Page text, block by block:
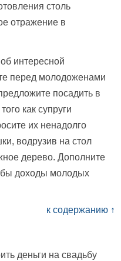
столь
отражение в
интересной
перед молодоженами
посадить в
как супруги
их ненадолго
водрузив на стол
дерево. Дополните
доходы молодых
к содержанию ↑
деньги на свадьбу